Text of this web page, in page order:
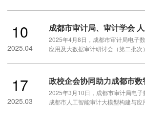
10
2025.04
成都市审计局、审计学会
2025年4月8日，成都市审计局电子
应用及大数据审计研讨会（第二批次
17
2025.03
政校企会协同助力成都市
2025年3月10日，成都市审计局电
成都市人工智能审计大模型构建与应